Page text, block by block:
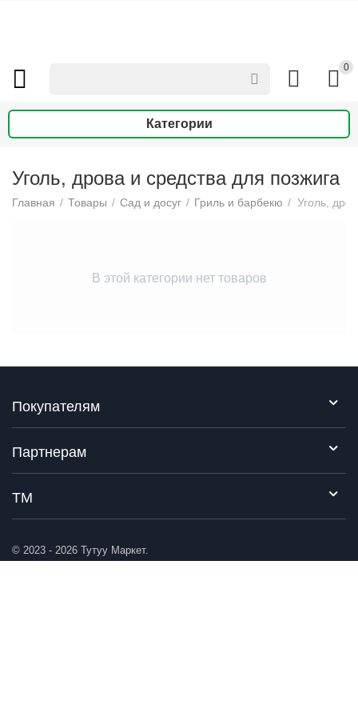
0
Категории
Уголь, дрова и средства для позжига
Главная / Товары / Сад и досуг / Гриль и барбекю / Уголь,
В этой категории нет товаров
Покупателям
Партнерам
ТМ
© 2023 - 2026 Тутуу Маркет.